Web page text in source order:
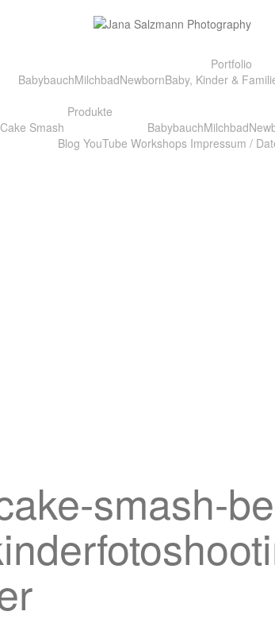
Portfolio
BabybauchMilchbadNewbornBaby, Kinder &
Cake Smash
Produkte
BabybauchMilchbad
Blog YouTube Workshops Impressum /
smash-